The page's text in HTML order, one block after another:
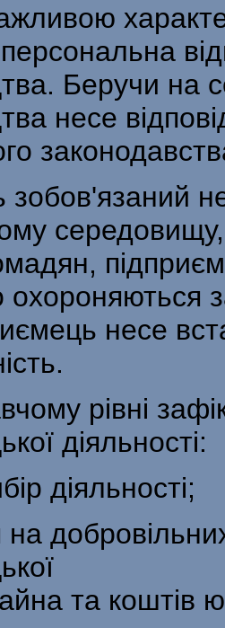
Беручи на
несе
зобов'язаний
несе
рівні
ді­яльності:
діяльності;
та коштів